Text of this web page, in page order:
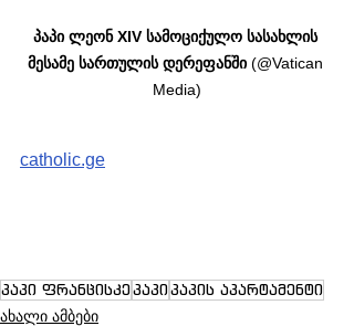
პაპი ლეონ XIV სამოციქულო სასახლის
მესამე სართულის დერეფანში (@Vatican
Media)
catholic.ge
პაპი ფრანცისკეპაპიპაპის აპარტამენტი
ახალი ამბები